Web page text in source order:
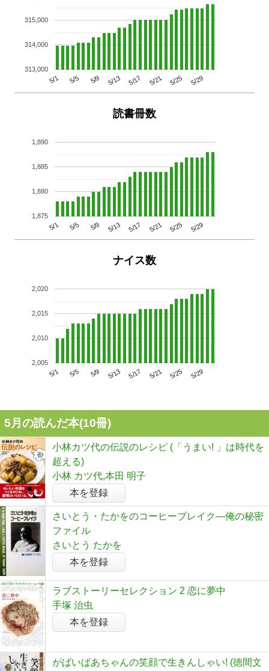
5/1 5/5 5/9 5/13 5/17 5/21 5/25 5/29
313,000
314,000
315,000
読書冊数
5/1 5/5 5/9 5/13 5/17 5/21 5/25 5/29
1,875
1,880
1,885
1,890
ナイス数
5/1 5/5 5/9 5/13 5/17 5/21 5/25 5/29
2,005
2,010
2,015
2,020
5月の読んだ本(10冊)
小林カツ代の伝説のレシピ (「うまい! 」は時代を
超える)
小林 カツ代,本田 明子
本を登録
さいとう・たかをのコーヒーブレイク―俺の秘密
ファイル
さいとう たかを
本を登録
ラブストーリーセレクション 2 恋に夢中
手塚 治虫
本を登録
がばいばあちゃんの笑顔で生きんしゃい! (徳間文